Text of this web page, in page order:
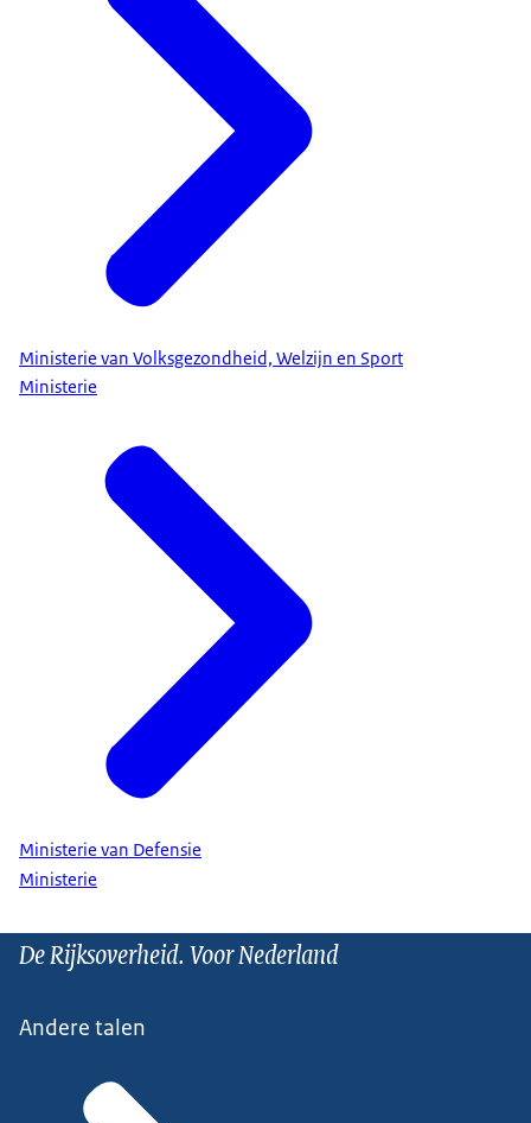
Ministerie van Volksgezondheid, Welzijn en Sport
Ministerie
Ministerie van Defensie
Ministerie
De Rijksoverheid. Voor Nederland
Andere talen